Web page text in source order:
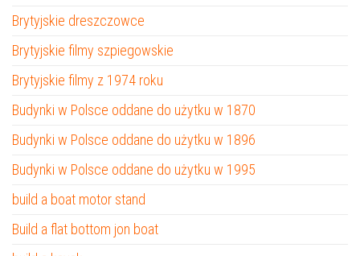
Brytyjskie dreszczowce
Brytyjskie filmy szpiegowskie
Brytyjskie filmy z 1974 roku
Budynki w Polsce oddane do użytku w 1870
Budynki w Polsce oddane do użytku w 1896
Budynki w Polsce oddane do użytku w 1995
build a boat motor stand
Build a flat bottom jon boat